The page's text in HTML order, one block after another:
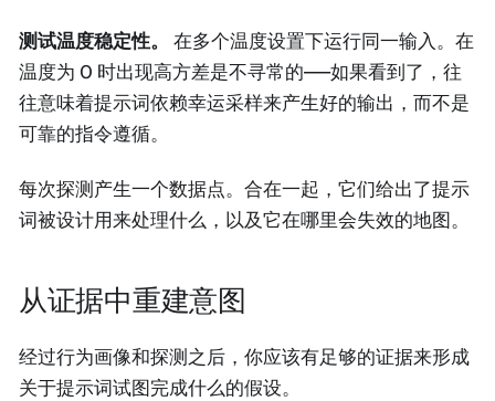
测试温度稳定性。
在多个温度设置下运行同一输入。在
温度为 0 时出现高方差是不寻常的——如果看到了，往
往意味着提示词依赖幸运采样来产生好的输出，而不是
可靠的指令遵循。
每次探测产生一个数据点。合在一起，它们给出了提示
词被设计用来处理什么，以及它在哪里会失效的地图。
从证据中重建意图
经过行为画像和探测之后，你应该有足够的证据来形成
关于提示词试图完成什么的假设。